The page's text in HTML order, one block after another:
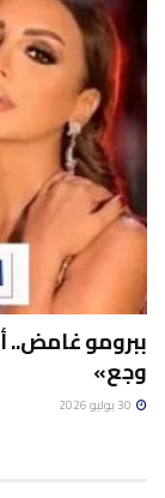
ببرومو غامض..
وجع»